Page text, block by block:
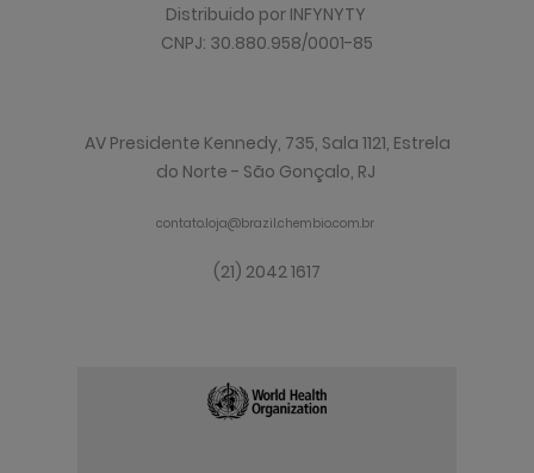
Distribuido por INFYNYTY
CNPJ: 30.880.958/0001-85
AV Presidente Kennedy, 735, Sala 1121, Estrela
do Norte - São Gonçalo, RJ
contato.loja@brazil.chembio.com.br
(21) 2042 1617